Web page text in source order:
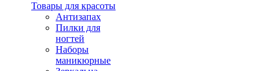
Товары для красоты
Антизапах
Пилки для
ногтей
Наборы
маникюрные